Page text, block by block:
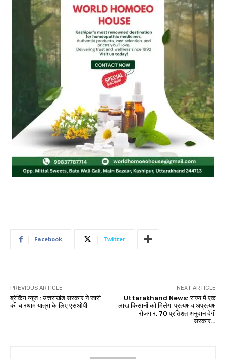
Facebook Twitter
PREVIOUS ARTICLE
ब्रेकिंग न्यूज : उत्तराखंड सरकार ने जारी
की चारधाम यात्रा के लिए एसओपी
NEXT ARTICLE
Uttarakhand News: राज्य में एक
लाख किसानों को मिलेगा प्रत्यक्ष व अप्रत्यक्ष
रोजगार, 70 प्रतिशत अनुदान देगी
सरकार…